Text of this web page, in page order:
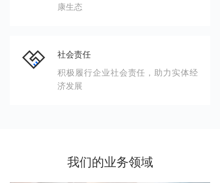
康生态
社会责任
积极履行企业社会责任，助力实体经
济发展
我们的业务领域